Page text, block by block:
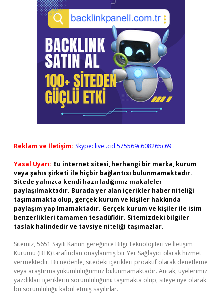
Reklam ve İletişim: Skype: live:.cid.575569c608265c69
Yasal Uyarı: Bu internet sitesi, herhangi bir marka, kurum
veya şahıs şirketi ile hiçbir bağlantısı bulunmamaktadır.
Sitede yalnızca kendi hazırladığımız makaleler
paylaşılmaktadır. Burada yer alan içerikler haber niteliği
taşımamakta olup, gerçek kurum ve kişiler hakkında
paylaşım yapılmamaktadır. Gerçek kurum ve kişiler ile isim
benzerlikleri tamamen tesadüfidir. Sitemizdeki bilgiler
taslak halindedir ve tavsiye niteliği taşımazlar.
Sitemiz, 5651 Sayılı Kanun gereğince Bilgi Teknolojileri ve İletişim
Kurumu (BTK) tarafından onaylanmış bir Yer Sağlayıcı olarak hizmet
vermektedir. Bu nedenle, sitedeki içerikleri proaktif olarak denetleme
veya araştırma yükümlülüğümüz bulunmamaktadır. Ancak, üyelerimiz
yazdıkları içeriklerin sorumluluğunu taşımakta olup, siteye üye olarak
bu sorumluluğu kabul etmiş sayılırlar.